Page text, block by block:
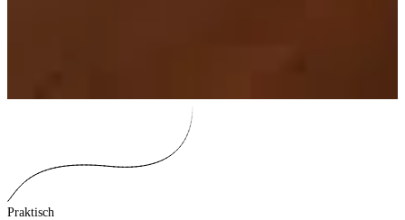
Praktisch